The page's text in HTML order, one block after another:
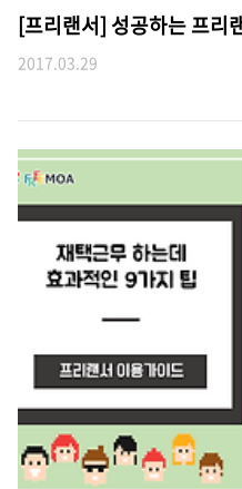
[프리랜서] 성공하는 프리
2017.03.29